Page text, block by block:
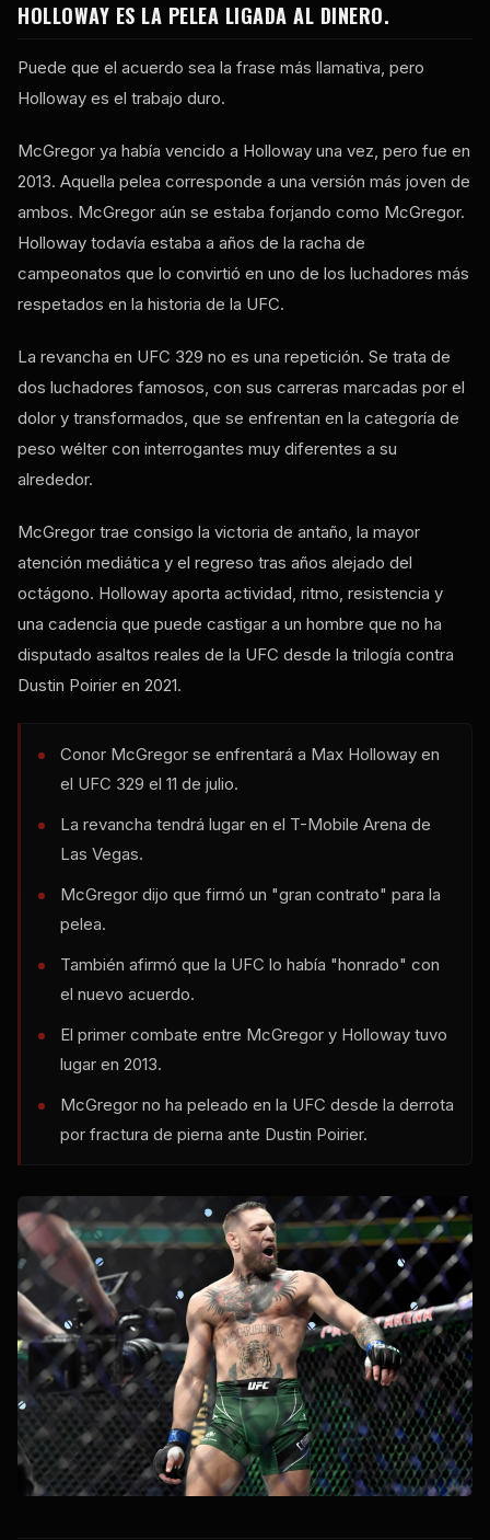
HOLLOWAY ES LA PELEA LIGADA AL DINERO.
Puede que el acuerdo sea la frase más llamativa, pero
Holloway es el trabajo duro.
McGregor ya había vencido a Holloway una vez, pero fue en
2013. Aquella pelea corresponde a una versión más joven de
ambos. McGregor aún se estaba forjando como McGregor.
Holloway todavía estaba a años de la racha de
campeonatos que lo convirtió en uno de los luchadores más
respetados en la historia de la UFC.
La revancha en UFC 329 no es una repetición. Se trata de
dos luchadores famosos, con sus carreras marcadas por el
dolor y transformados, que se enfrentan en la categoría de
peso wélter con interrogantes muy diferentes a su
alrededor.
McGregor trae consigo la victoria de antaño, la mayor
atención mediática y el regreso tras años alejado del
octágono. Holloway aporta actividad, ritmo, resistencia y
una cadencia que puede castigar a un hombre que no ha
disputado asaltos reales de la UFC desde la trilogía contra
Dustin Poirier en 2021.
Conor McGregor se enfrentará a Max Holloway en
el UFC 329 el 11 de julio.
La revancha tendrá lugar en el T-Mobile Arena de
Las Vegas.
McGregor dijo que firmó un "gran contrato" para la
pelea.
También afirmó que la UFC lo había "honrado" con
el nuevo acuerdo.
El primer combate entre McGregor y Holloway tuvo
lugar en 2013.
McGregor no ha peleado en la UFC desde la derrota
por fractura de pierna ante Dustin Poirier.